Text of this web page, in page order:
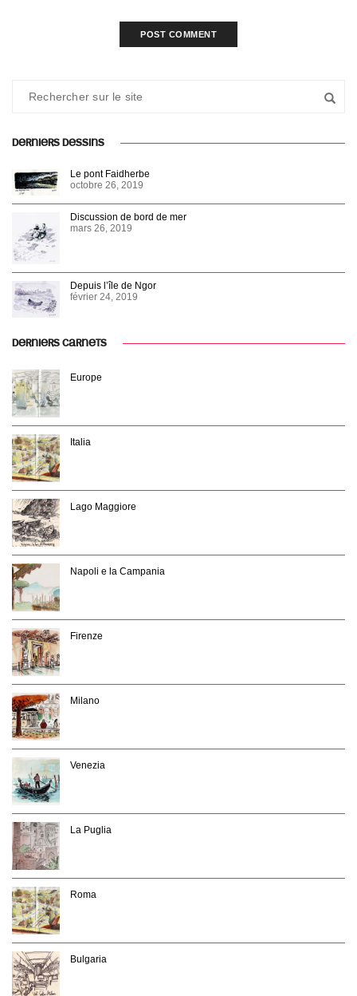
DERNIERS DESSINS
Le pont Faidherbe
octobre 26, 2019
Discussion de bord de mer
mars 26, 2019
Depuis l’île de Ngor
février 24, 2019
DERNIERS CARNETS
Europe
Italia
Lago Maggiore
Napoli e la Campania
Firenze
Milano
Venezia
La Puglia
Roma
Bulgaria